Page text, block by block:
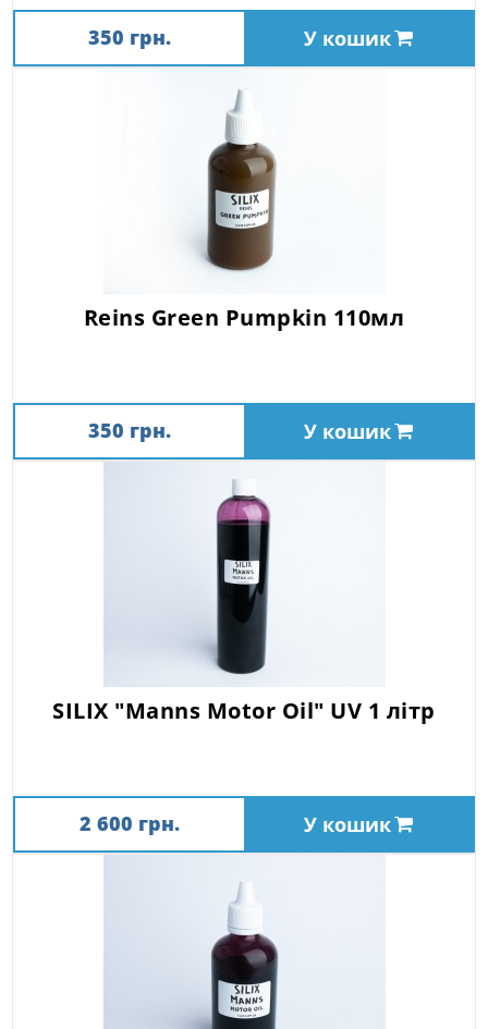
350 грн. У кошик
Reins Green Pumpkin 110мл
350 грн. У кошик
SILIX "Manns Motor Oil" UV 1 літр
2 600 грн. У кошик